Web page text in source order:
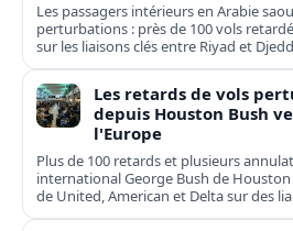
Les passagers intérieurs en Arabie
perturbations : près de 100 vols
sur les liaisons clés entre Riyad et
Les retards de vols
depuis Houston Bush
l'Europe
Plus de 100 retards et plusieurs
international George Bush de
de United, American et Delta sur des
transatlantiques.